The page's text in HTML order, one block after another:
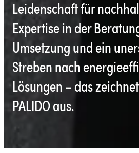
Leidenschaft für
Expertise in der
Umsetzung und ein
Streben nach
Lösungen – das
PALIDO aus.